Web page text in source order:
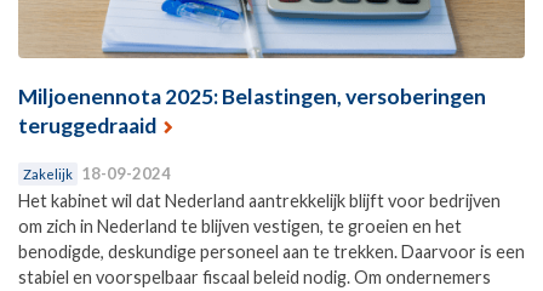
Miljoenennota 2025: Belastingen, versoberingen
teruggedraaid
Zakelijk 18-09-2024
Het kabinet wil dat Nederland aantrekkelijk blijft voor bedrijven
om zich in Nederland te blijven vestigen, te groeien en het
benodigde, deskundige personeel aan te trekken. Daarvoor is een
stabiel en voorspelbaar fiscaal beleid nodig. Om ondernemers